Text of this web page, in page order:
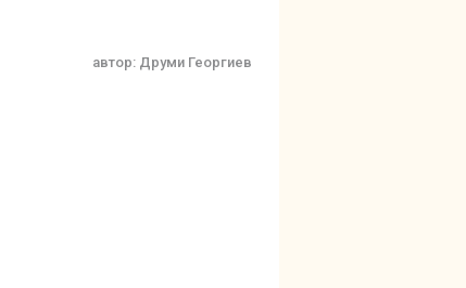
автор: Друми Георгиев